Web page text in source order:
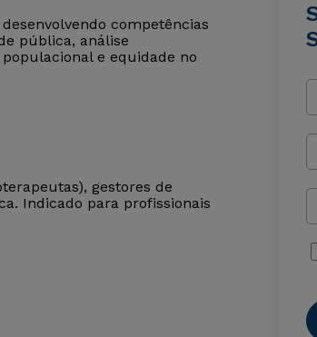
competências
pública, análise
e equidade no
gestores de
Indicado para profissionais